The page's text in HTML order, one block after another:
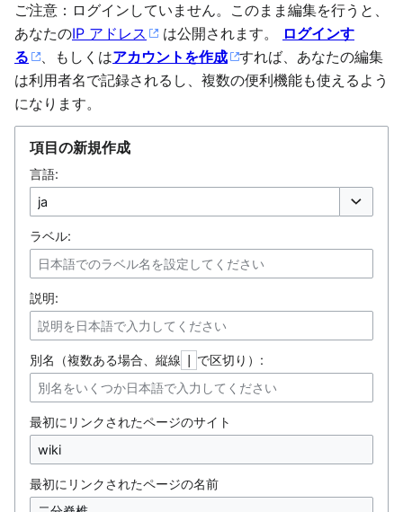
ご注意：ログインしていません。このまま編集を行うと、
あなたのIP アドレス は公開されます。
ログインす
る
、もしくはアカウントを作成
すれば、あなたの編集
は利用者名で記録されるし、複数の便利機能も使えるよう
になります。
項目の新規作成
言語:
ラベル:
説明:
別名（複数ある場合、縦線 で区切り）:
最初にリンクされたページのサイト
最初にリンクされたページの名前